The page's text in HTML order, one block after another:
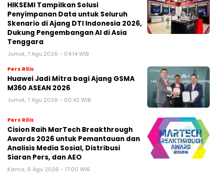
HIKSEMI Tampilkan Solusi
Penyimpanan Data untuk Seluruh
Skenario di Ajang DTI Indonesia 2026,
Dukung Pengembangan AI di Asia
Tenggara
Jumat, 7 Agu 2026 - 04:14 WIB
Pers Rilis
Huawei Jadi Mitra bagi Ajang GSMA
M360 ASEAN 2026
Jumat, 7 Agu 2026 - 00:42 WIB
Pers Rilis
Cision Raih MarTech Breakthrough
Awards 2026 untuk Pemantauan dan
Analisis Media Sosial, Distribusi
Siaran Pers, dan AEO
Kamis, 6 Agu 2026 - 17:00 WIB